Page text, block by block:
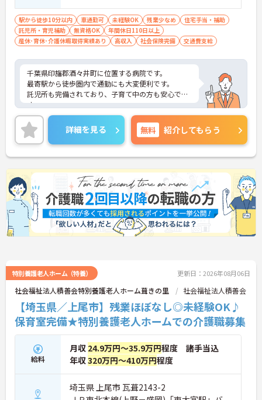
駅から徒歩10分以内 車通勤可 未経験OK 残業少なめ
住宅手当・補助
託児所・育児補助
無資格OK
年間休日110日以上
産休･育休･介護休暇取得実績あり
高収入 社会保険完備 交通費支給
千葉県印旛郡酒々井町に位置する病院です。
最寄駅から徒歩圏内で通勤にも大変便利です。
託児所も完備されており、子育て中の方も安心で
す。
ご興味ある方には、面接対策ポイントなど、さらに
詳細をお話しいたしますのでお気軽にご相談くださ
い！
詳細を見る 無料 紹介してもらう
特別養護老人ホーム（特養） 更新日：2026年08月06日
社会福祉法人積善会特別養護老人ホーム葺きの里 社会福祉法人積善会
【埼玉県／上尾市】残業ほぼなし◎未経験OK♪
保育室完備★特別養護老人ホームでの介護職募集
給料
月収 24.9万円～35.9万円程度 諸手当込
年収320万円～410万円程度
埼玉県 上尾市 瓦葺2143-2